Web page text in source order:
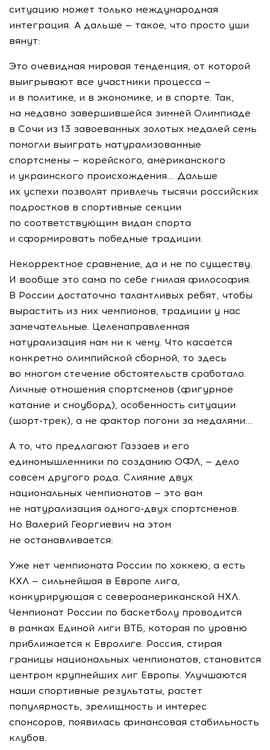
ситуацию может только международная
интеграция. А дальше — такое, что просто уши
вянут:
Это очевидная мировая тенденция, от которой
выигрывают все участники процесса —
и в политике, и в экономике, и в спорте. Так,
на недавно завершившейся зимней Олимпиаде
в Сочи из 13 завоеванных золотых медалей семь
помогли выиграть натурализованные
спортсмены — корейского, американского
и украинского происхождения... Дальше
их успехи позволят привлечь тысячи российских
подростков в спортивные секции
по соответствующим видам спорта
и сформировать победные традиции.
Некорректное сравнение, да и не по существу.
И вообще это сама по себе гнилая философия.
В России достаточно талантливых ребят, чтобы
вырастить из них чемпионов, традиции у нас
замечательные. Целенаправленная
натурализация нам ни к чему. Что касается
конкретно олимпийской сборной, то здесь
во многом стечение обстоятельств сработало.
Личные отношения спортсменов (фигурное
катание и сноуборд), особенность ситуации
(шорт-трек), а не фактор погони за медалями...
А то, что предлагают Газзаев и его
единомышленники по созданию ОФЛ, — дело
совсем другого рода. Слияние двух
национальных чемпионатов — это вам
не натурализация одного-двух спортсменов.
Но Валерий Георгиевич на этом
не останавливается:
Уже нет чемпионата России по хоккею, а есть
КХЛ — сильнейшая в Европе лига,
конкурирующая с североамериканской НХЛ.
Чемпионат России по баскетболу проводится
в рамках Единой лиги ВТБ, которая по уровню
приближается к Евролиге. Россия, стирая
границы национальных чемпионатов, становится
центром крупнейших лиг Европы. Улучшаются
наши спортивные результаты, растет
популярность, зрелищность и интерес
спонсоров, появилась финансовая стабильность
клубов.